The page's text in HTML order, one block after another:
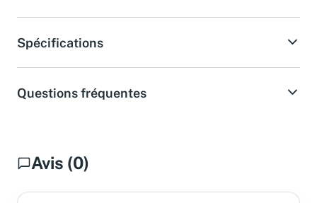
Spécifications
Questions fréquentes
Avis (0)